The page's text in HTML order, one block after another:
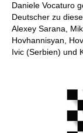
Daniele Vocaturo
Deutscher zu
Alexey Sarana,
Hovhannisyan,
Ivic (Serbien) und